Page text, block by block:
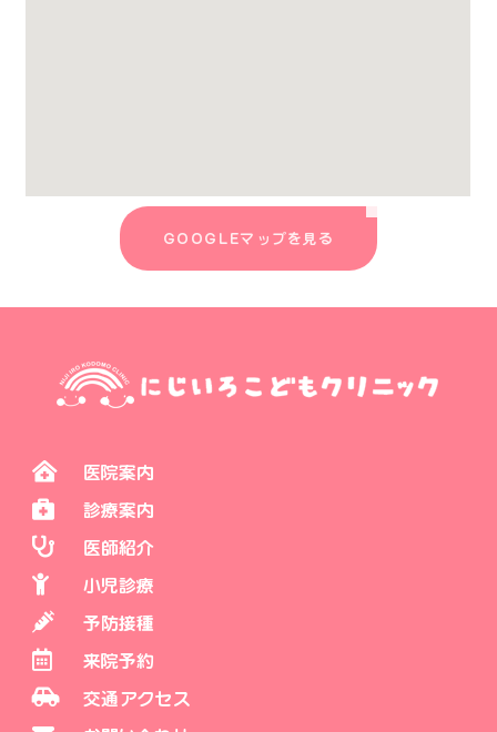
GOOGLEマップを見る
医院案内
診療案内
医師紹介
小児診療
予防接種
来院予約
交通アクセス